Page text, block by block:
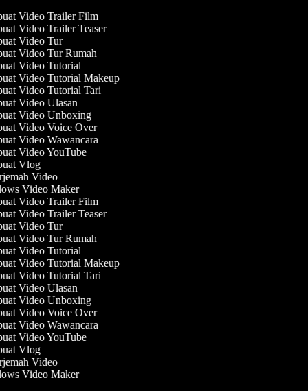
Video Trailer Film
Video Trailer Teaser
Video Tur
Video Tur Rumah
Video Tutorial
Video Tutorial Makeup
Video Tutorial Tari
Video Ulasan
Video Unboxing
Video Voice Over
Video Wawancara
Video YouTube
Vlog
Video
Video Maker
Video Trailer Film
Video Trailer Teaser
Video Tur
Video Tur Rumah
Video Tutorial
Video Tutorial Makeup
Video Tutorial Tari
Video Ulasan
Video Unboxing
Video Voice Over
Video Wawancara
Video YouTube
Vlog
Video
Video Maker